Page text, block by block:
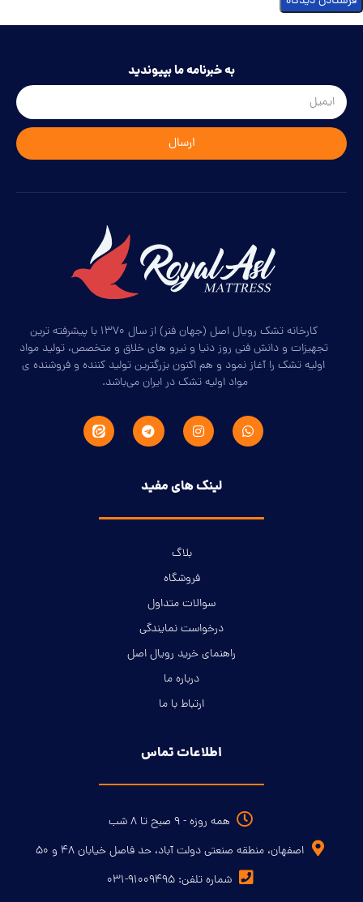
به خبرنامه ما بپیوندید
ارسال
کارخانه تشک رویال اصل (جهان فنر) از سال ۱۳۷۰ با پیشرفته ترین
تجهیزات و دانش فنی روز دنیا و نیرو های خلاق و متخصص، تولید مواد
اولیه تشک را آغاز نمود و هم اکنون بزرگترین تولید کننده و فروشنده ی
مواد اولیه تشک در ایران می‌باشد.
لینک های مفید
بلاگ
فروشگاه
سوالات متداول
درخواست نمایندگی
راهنمای خرید رویال اصل
درباره ما
ارتباط با ما
اطلاعات تماس
همه روزه - ۹ صبح تا ۸ شب
اصفهان، منطقه صنعتی دولت آباد، حد فاصل خیابان ۴۸ و ۵۰
شماره تلفن: ۹۱۰۰۹۴۹۵-۰۳۱